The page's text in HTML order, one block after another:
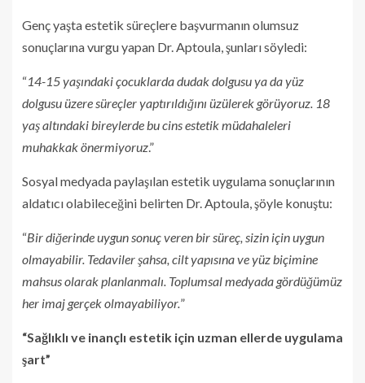
Genç yaşta estetik süreçlere başvurmanın olumsuz
sonuçlarına vurgu yapan Dr. Aptoula, şunları söyledi:
“14-15 yaşındaki çocuklarda dudak dolgusu ya da yüz
dolgusu üzere süreçler yaptırıldığını üzülerek görüyoruz. 18
yaş altındaki bireylerde bu cins estetik müdahaleleri
muhakkak önermiyoruz.”
Sosyal medyada paylaşılan estetik uygulama sonuçlarının
aldatıcı olabileceğini belirten Dr. Aptoula, şöyle konuştu:
“Bir diğerinde uygun sonuç veren bir süreç, sizin için uygun
olmayabilir. Tedaviler şahsa, cilt yapısına ve yüz biçimine
mahsus olarak planlanmalı. Toplumsal medyada gördüğümüz
her imaj gerçek olmayabiliyor.”
“Sağlıklı ve inançlı estetik için uzman ellerde uygulama
şart”